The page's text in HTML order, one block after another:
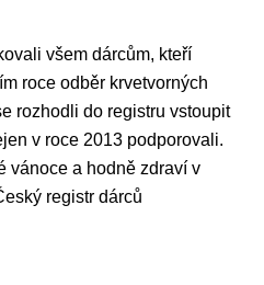
všem dárcům, kteří
roce odběr krvetvorných
rozhodli do registru vstoupit
v roce 2013 podporovali.
vánoce a hodně zdraví v
registr dárců